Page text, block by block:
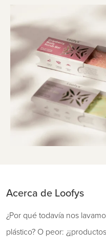
Acerca de Loofys
¿Por qué todavía nos
plástico? O peor: